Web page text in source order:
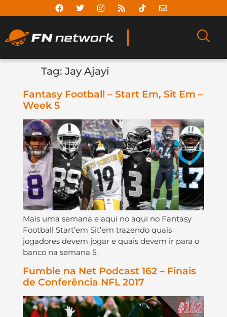
Tag: Jay Ajayi
Fantasy Football – Start Em, Sit Em –
Week 5
Mais uma semana e aqui no aqui no Fantasy
Football Start’em Sit’em trazendo quais
jogadores devem jogar e quais devem ir para o
banco na semana 5.
Fumble na Net Podcast 162 – Finais
de Conferência NFL 2017